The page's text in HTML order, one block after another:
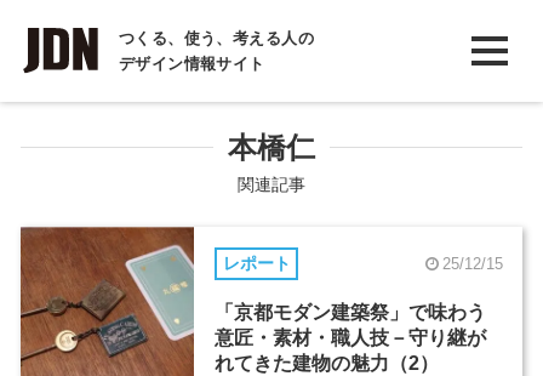
つくる、使う、考える人の
デザイン情報サイト
INTERVIEW
インタビュー
COLUMN
コラム
本橋仁
関連記事
レポート 25/12/15
「京都モダン建築祭」で味わう
意匠・素材・職人技－守り継が
れてきた建物の魅力（2）